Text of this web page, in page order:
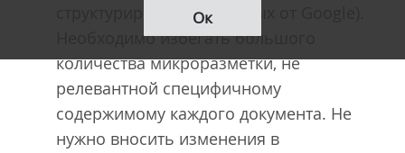
структурированных данных от Google).
Необходимо избегать большого
количества микроразметки, не
релевантной специфичному
содержимому каждого документа. Не
нужно вносить изменения в
Ок